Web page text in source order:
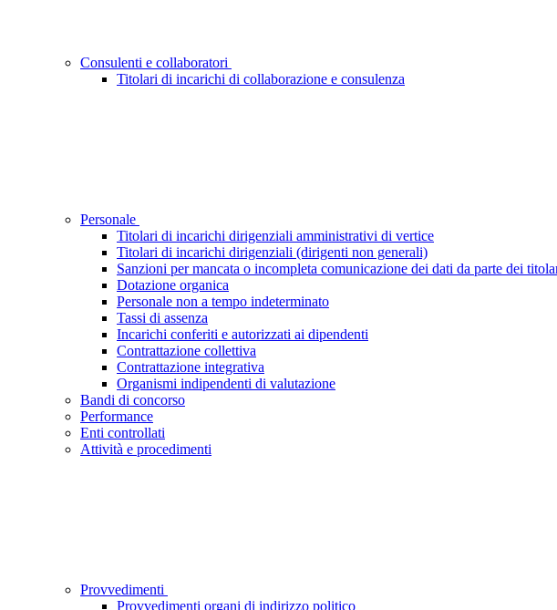
Consulenti e collaboratori
Titolari di incarichi di collaborazione e consulenza
Personale
Titolari di incarichi dirigenziali amministrativi di vertice
Titolari di incarichi dirigenziali (dirigenti non generali)
Sanzioni per mancata o incompleta comunicazione dei dati da parte dei
Dotazione organica
Personale non a tempo indeterminato
Tassi di assenza
Incarichi conferiti e autorizzati ai dipendenti
Contrattazione collettiva
Contrattazione integrativa
Organismi indipendenti di valutazione
Bandi di concorso
Performance
Enti controllati
Attività e procedimenti
Provvedimenti
Provvedimenti organi di indirizzo politico